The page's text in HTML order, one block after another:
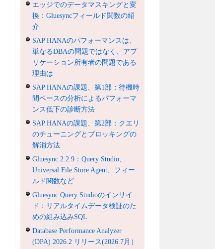
エッジでのデータマスキングと変
換：Gluesyncフィールド関数の紹
介
SAP HANAのパフォーマンスは、
単なるDBAの問題ではなく、アプ
リケーション所有者の問題である
理由は
SAP HANAの課題、第1部：待機時
間ベースの分析によるパフォーマ
ンス低下の診断方法
SAP HANAの課題、第2部：クエリ
のチューニングとブロッキングの
解消方法
Gluesync 2.2.9：Query Studio、
Universal File Store Agent、フィー
ルド関数など
Gluesync Query Studioのインサイ
ド：リアルタイムデータ検証のた
めの組み込みSQL
Database Performance Analyzer
(DPA) 2026.2 リリース(2026.7月）